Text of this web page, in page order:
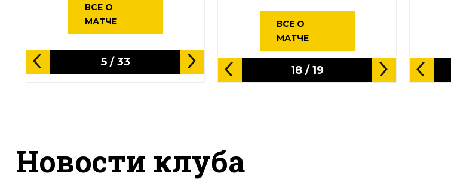
ВСЕ О
МАТЧЕ
5/33
ВСЕ О
МАТЧЕ
18/19
Новости клуба